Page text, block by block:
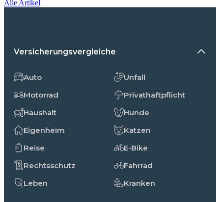
Alle Artikel
Versicherungsvergleiche
Auto
Motorrad
Haushalt
Eigenheim
Reise
Rechtsschutz
Leben
Unfall
Privathaftpflicht
Hunde
Katzen
E-Bike
Fahrrad
Kranken